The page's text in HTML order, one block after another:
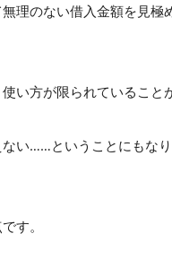
理のない借入金額を見極
い方が限られていること
い……ということにもな
す。